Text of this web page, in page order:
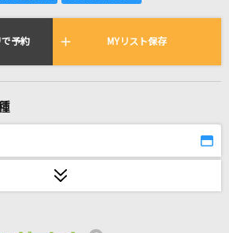
イムで歌われている曲の一覧
クリップバージョン)
なくてもいい
予約 MYリスト保存